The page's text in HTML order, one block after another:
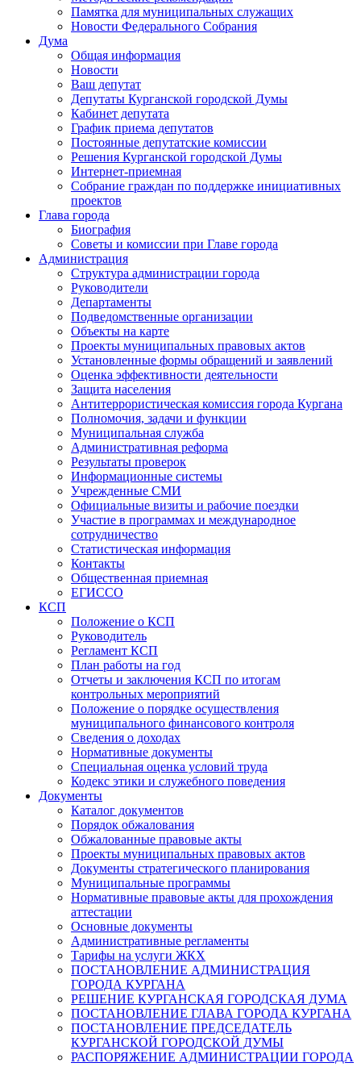
Памятка для муниципальных служащих
Новости Федерального Cобрания
Дума
Общая информация
Новости
Ваш депутат
Депутаты Курганской городской Думы
Кабинет депутата
График приема депутатов
Постоянные депутатские комиссии
Решения Курганской городской Думы
Интернет-приемная
Собрание граждан по поддержке инициативных
проектов
Глава города
Биография
Советы и комиссии при Главе города
Администрация
Структура администрации города
Руководители
Департаменты
Подведомственные организации
Объекты на карте
Проекты муниципальных правовых актов
Установленные формы обращений и заявлений
Оценка эффективности деятельности
Защита населения
Антитеррористическая комиссия города Кургана
Полномочия, задачи и функции
Муниципальная служба
Административная реформа
Результаты проверок
Информационные системы
Учрежденные СМИ
Официальные визиты и рабочие поездки
Участие в программах и международное
сотрудничество
Статистическая информация
Контакты
Общественная приемная
ЕГИССО
КСП
Положение о КСП
Руководитель
Регламент КСП
План работы на год
Отчеты и заключения КСП по итогам
контрольных мероприятий
Положение о порядке осуществления
муниципального финансового контроля
Сведения о доходах
Нормативные документы
Специальная оценка условий труда
Кодекс этики и служебного поведения
Документы
Каталог документов
Порядок обжалования
Обжалованные правовые акты
Проекты муниципальных правовых актов
Документы стратегического планирования
Муниципальные программы
Нормативные правовые акты для прохождения
аттестации
Основные документы
Административные регламенты
Тарифы на услуги ЖКХ
ПОСТАНОВЛЕНИЕ АДМИНИСТРАЦИЯ
ГОРОДА КУРГАНА
РЕШЕНИЕ КУРГАНСКАЯ ГОРОДСКАЯ ДУМА
ПОСТАНОВЛЕНИЕ ГЛАВА ГОРОДА КУРГАНА
ПОСТАНОВЛЕНИЕ ПРЕДСЕДАТЕЛЬ
КУРГАНСКОЙ ГОРОДСКОЙ ДУМЫ
РАСПОРЯЖЕНИЕ АДМИНИСТРАЦИИ ГОРОДА